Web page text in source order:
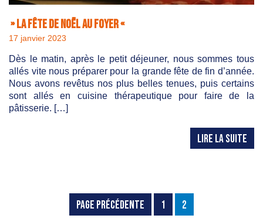
» La fête de Noël au foyer «
17 janvier 2023
Dès le matin, après le petit déjeuner, nous sommes tous
allés vite nous préparer pour la grande fête de fin d’année.
Nous avons revêtus nos plus belles tenues, puis certains
sont allés en cuisine thérapeutique pour faire de la
pâtisserie. […]
LIRE LA SUITE
PAGE PRÉCÉDENTE 1 2